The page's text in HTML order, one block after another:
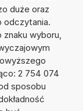
duże oraz
odczytania.
wyboru,
2 754 074
sposobu